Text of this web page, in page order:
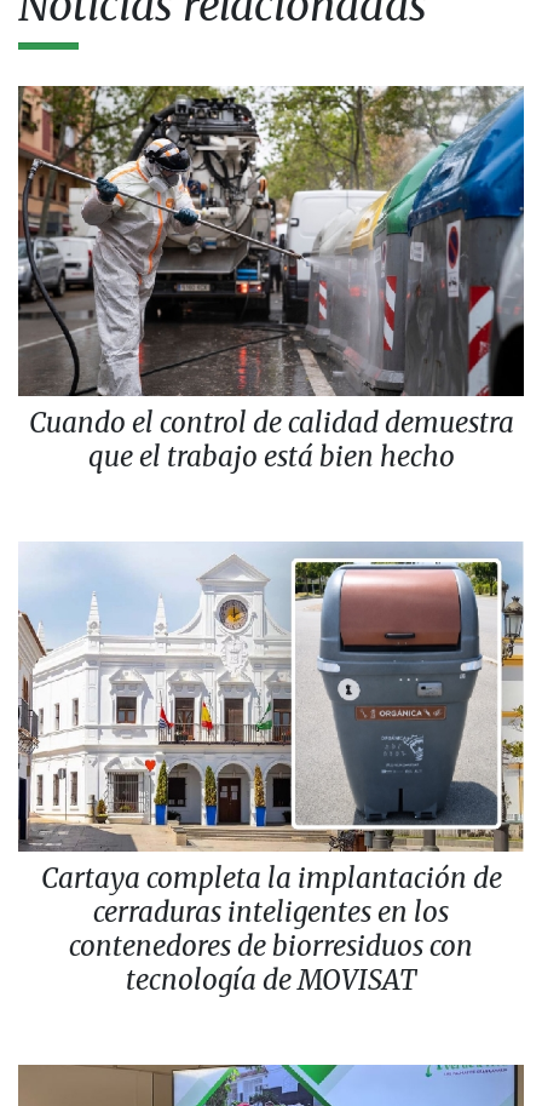
Cuando el control de calidad demuestra
que el trabajo está bien hecho
Cartaya completa la implantación de
cerraduras inteligentes en los
contenedores de biorresiduos con
tecnología de MOVISAT